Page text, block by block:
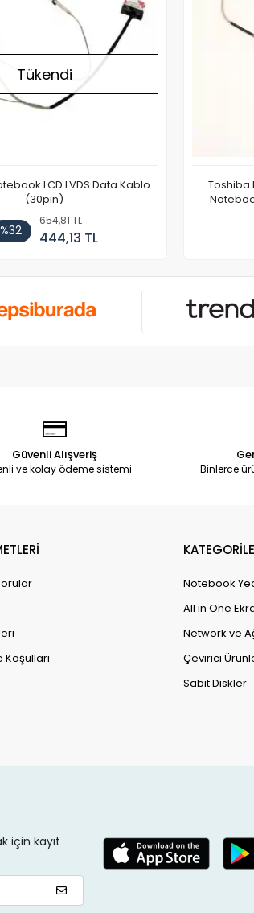
Tükendi
LCD LVDS Data Kablo
(30pin)
%32
654,81 TL
444,13 TL
Toshiba
Güvenli Alışveriş
ve kolay ödeme sistemi Binlerce
Notebook
All in One
Network ve
Çevirici
Sabit Diskler
için kayıt